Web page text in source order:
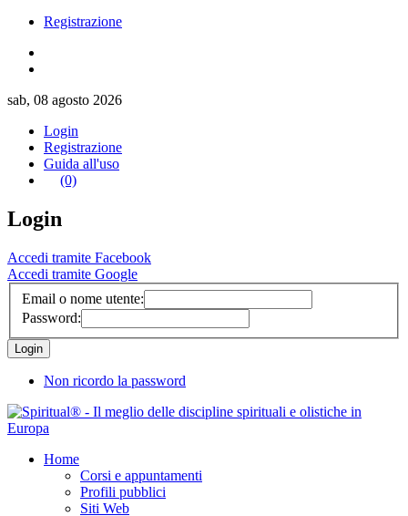
Registrazione
sab, 08 agosto 2026
Login
Registrazione
Guida all'uso
(0)
Login
Accedi tramite Facebook
Accedi tramite Google
Email o nome utente:
Password:
Non ricordo la password
Home
Corsi e appuntamenti
Profili pubblici
Siti Web